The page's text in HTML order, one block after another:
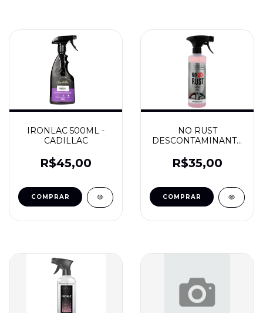
IRONLAC 500ML -
CADILLAC
R$45,00
NO RUST
DESCONTAMINANTE
AUTOAMERICA
R$35,00